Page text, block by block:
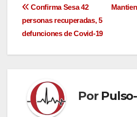
Navegación
de
entradas
Confirma Sesa 42
personas recuperadas, 5
defunciones de Covid-19
Por